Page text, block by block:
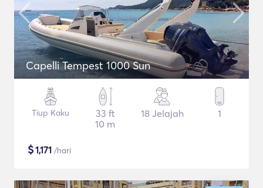
Capelli Tempest 1000 Sun
Tiup Kaku
33 ft
10 m
18 Jelajah 1
$1,171 /hari